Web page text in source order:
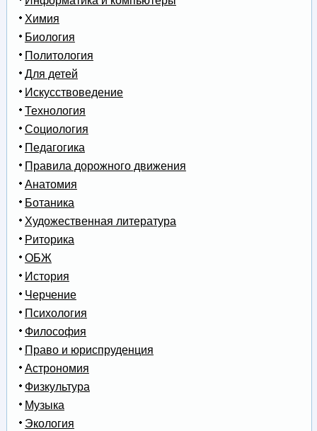
Химия
Биология
Политология
Для детей
Искусствоведение
Технология
Социология
Педагогика
Правила дорожного движения
Анатомия
Ботаника
Художественная литература
Риторика
ОБЖ
История
Черчение
Психология
Философия
Право и юриспруденция
Астрономия
Физкультура
Музыка
Экология